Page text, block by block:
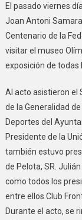
El pasado viernes
Joan Antoni
Centenario de la
visitar el museo
exposición de todas
Al acto asistieron el
de la Generalidad
Deportes del
Presidente de la
también estuvo
de Pelota, SR.
como todos los
entre ellos Club
Durante el acto, se